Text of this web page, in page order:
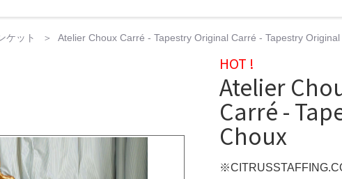
ケット Atelier Choux Carré - Tapestry Original Carré - Tapestry Original
HOT !
Atelier
Carré -
Choux